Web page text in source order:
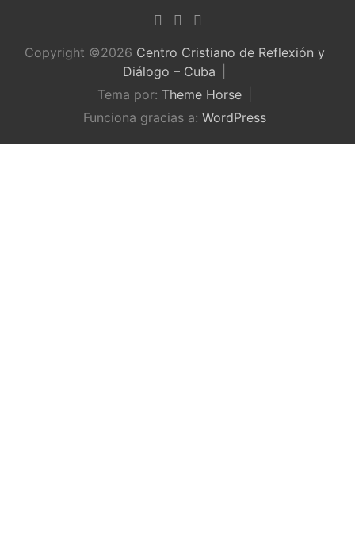
Copyright ©2026 Centro Cristiano de Reflexión y
Diálogo – Cuba
Tema por: Theme Horse
Funciona gracias a: WordPress